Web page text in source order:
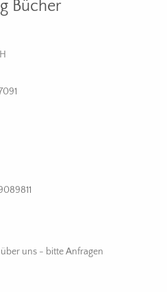
Bücher
uns - bitte Anfragen